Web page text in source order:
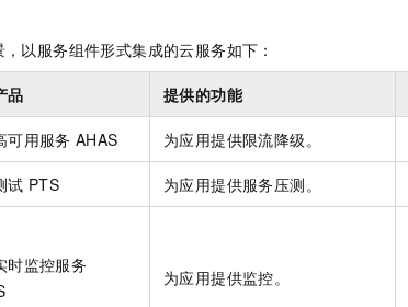
以服务组件形式集成的云服务如下：
品 提供的功能
可用服务 AHAS 为应用提供限流降级。
试 PTS 为应用提供服务压测。
时监控服务
为应用提供监控。